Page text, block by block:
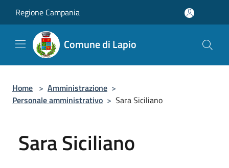
Regione Campania
Comune di Lapio
Home > Amministrazione >
Personale amministrativo > Sara Siciliano
Sara Siciliano